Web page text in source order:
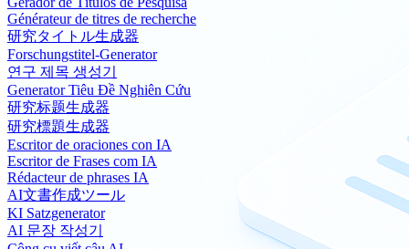
Générateur de titres de recherche
研究タイトル生成器
Forschungstitel-Generator
연구 제목 생성기
Generator Tiêu Đề Nghiên Cứu
研究标题生成器
研究標題生成器
Escritor de oraciones con IA
Escritor de Frases com IA
Rédacteur de phrases IA
AI文書作成ツール
KI Satzgenerator
AI 문장 작성기